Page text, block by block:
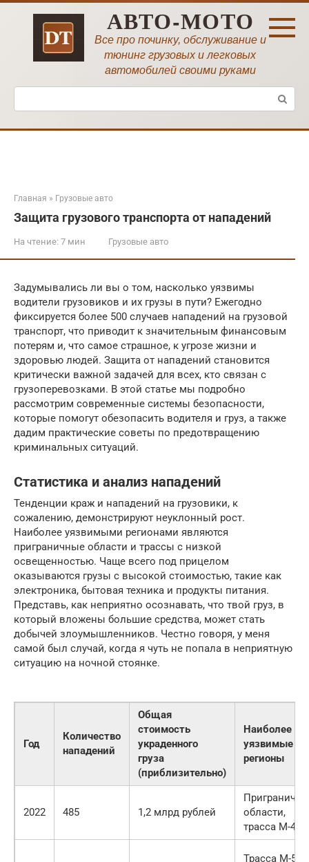
Перейти
АВТО-МОТО
Все про починку, обслуживание и
тюнинг грузовых и легковых
автомобилей своими руками
Поиск:
Главная » Грузовые авто
Защита грузового транспорта от нападений
На чтение: 7 мин Грузовые авто
Задумывались ли вы о том, насколько уязвимы
водители грузовиков и их грузы в пути? Ежегодно
фиксируется более 500 случаев нападений на грузовой
транспорт, что приводит к значительным финансовым
потерям и, что самое страшное, к угрозе жизни и
здоровью людей. Защита от нападений становится
критически важной задачей для всех, кто связан с
грузоперевозками. В этой статье мы подробно
рассмотрим современные системы безопасности,
которые помогут обезопасить водителя и груз, а также
дадим практические советы по предотвращению
криминальных ситуаций.
Статистика и анализ нападений
Тенденции краж и нападений на грузовики, к
сожалению, демонстрируют неуклонный рост.
Наиболее уязвимыми регионами являются
приграничные области и трассы с низкой
освещенностью. Чаще всего под прицелом
оказываются грузы с высокой стоимостью, такие как
электроника, бытовая техника и продукты питания.
Представь, как неприятно осознавать, что твой груз, в
который вложены большие средства, может стать
добычей злоумышленников. Честно говоря, у меня
самой был случай, когда я чуть не попала в неприятную
ситуацию на ночной стоянке.
Год
Количество
нападений
Общая
стоимость
украденного
груза
(приблизительно)
Наиболее
уязвимые
регионы
2022 485 1,2 млрд рублей
области,
трасса М-4
Трасса М-5,